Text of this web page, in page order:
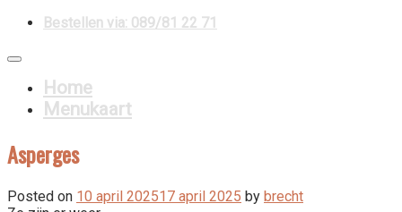
Skip
content
La Panza
Artisanaal bereide pizza's en pasta's
Home
Menukaart
Asperges
Posted on 10 april 202517 april 2025 by brecht